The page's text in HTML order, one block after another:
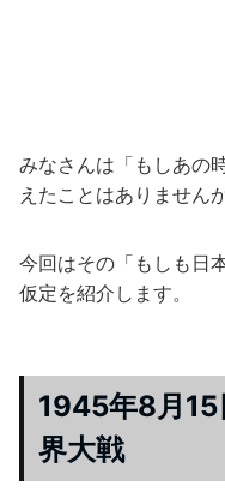
みなさんは「もしあの
えたことはありませんか
今回はその「もしも日
仮定を紹介します。
1945年8月15
界大戦